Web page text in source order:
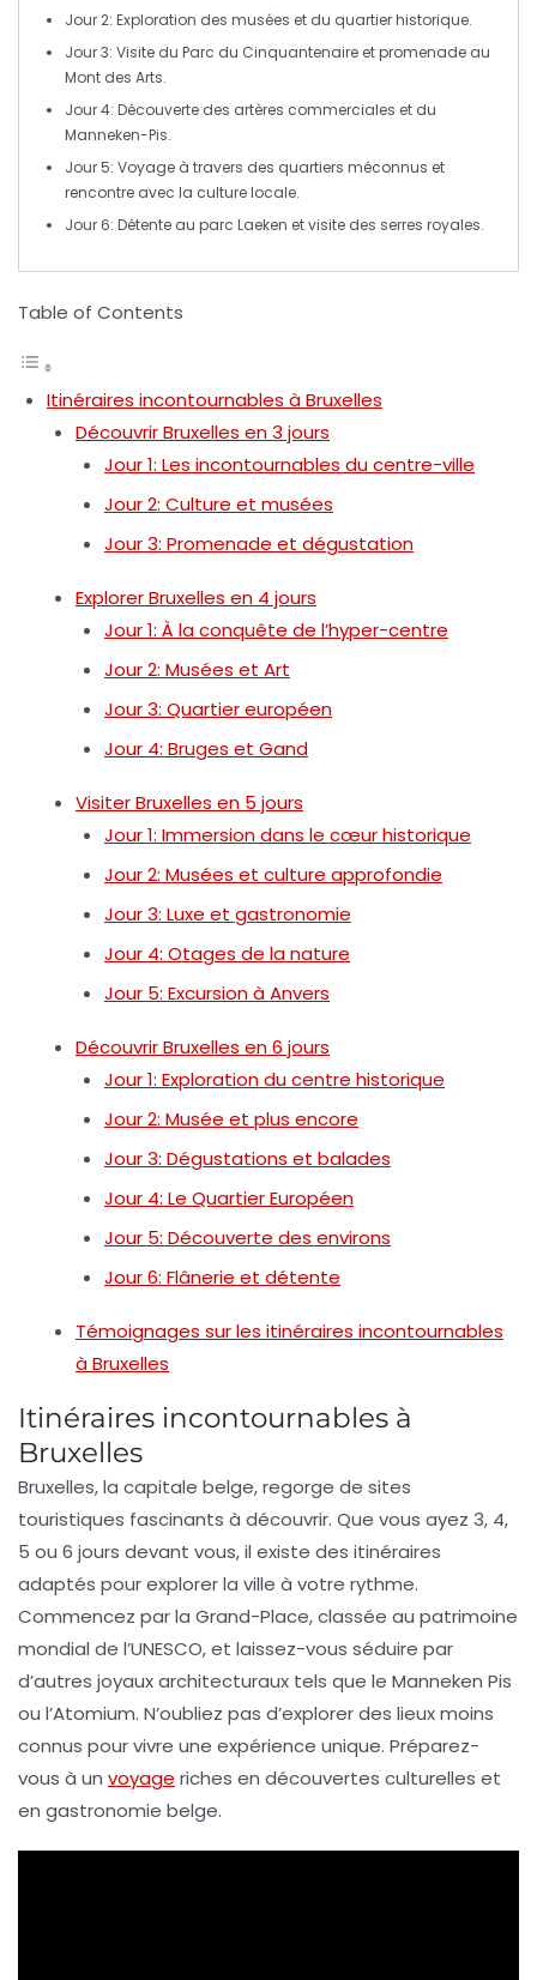
Jour 2: Exploration des musées et du quartierhistorique.
Jour 3: Visite du Parc du Cinquantenaire et promenade au
Mont des Arts.
Jour 4: Découverte des artères commerciales et du
Manneken-Pis.
Jour 5: Voyage à travers des quartiers méconnus et
rencontre avec la culture locale.
Jour 6: Détente au parc Laeken et visite des serres royales.
Table of Contents
Itinéraires incontournables à Bruxelles
Découvrir Bruxelles en 3 jours
Jour 1: Les incontournables du centre-ville
Jour 2: Culture et musées
Jour 3: Promenade et dégustation
Explorer Bruxelles en 4 jours
Jour 1: À la conquête de l’hyper-centre
Jour 2: Musées et Art
Jour 3: Quartier européen
Jour 4: Bruges et Gand
Visiter Bruxelles en 5 jours
Jour 1: Immersion dans le cœur historique
Jour 2: Musées et culture approfondie
Jour 3: Luxe et gastronomie
Jour 4: Otages de la nature
Jour 5: Excursion à Anvers
Découvrir Bruxelles en 6 jours
Jour 1: Exploration du centre historique
Jour 2: Musée et plus encore
Jour 3: Dégustations et balades
Jour 4: Le Quartier Européen
Jour 5: Découverte des environs
Jour 6: Flânerie et détente
Témoignages sur les itinéraires incontournables
à Bruxelles
Itinéraires incontournables à
Bruxelles
Bruxelles, la capitale belge, regorge de sites
touristiques fascinants à découvrir. Que vous ayez 3, 4,
5 ou 6 jours devant vous, il existe des itinéraires
adaptés pour explorer la ville à votre rythme.
Commencez par la Grand-Place, classée au patrimoine
mondial de l’UNESCO, et laissez-vous séduire par
d’autres joyaux architecturaux tels que le Manneken Pis
ou l’Atomium. N’oubliez pas d’explorer des lieux moins
connus pour vivre une expérience unique. Préparez-
vous à un voyage riches en découvertes culturelles et
en gastronomie belge.